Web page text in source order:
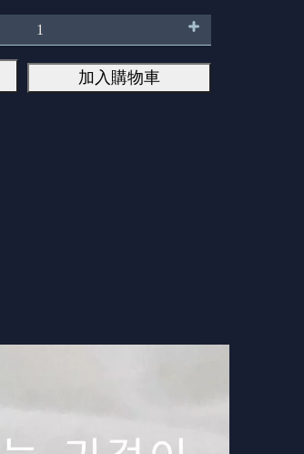
加入購物車